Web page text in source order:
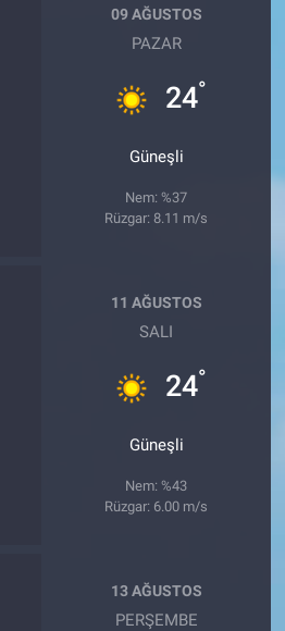
09 AĞUSTOS
PAZAR
24°
Güneşli
Nem: %37
Rüzgar: 8.11 m/s
11 AĞUSTOS
SALI
24°
Güneşli
Nem: %43
Rüzgar: 6.00 m/s
13 AĞUSTOS
PERŞEMBE